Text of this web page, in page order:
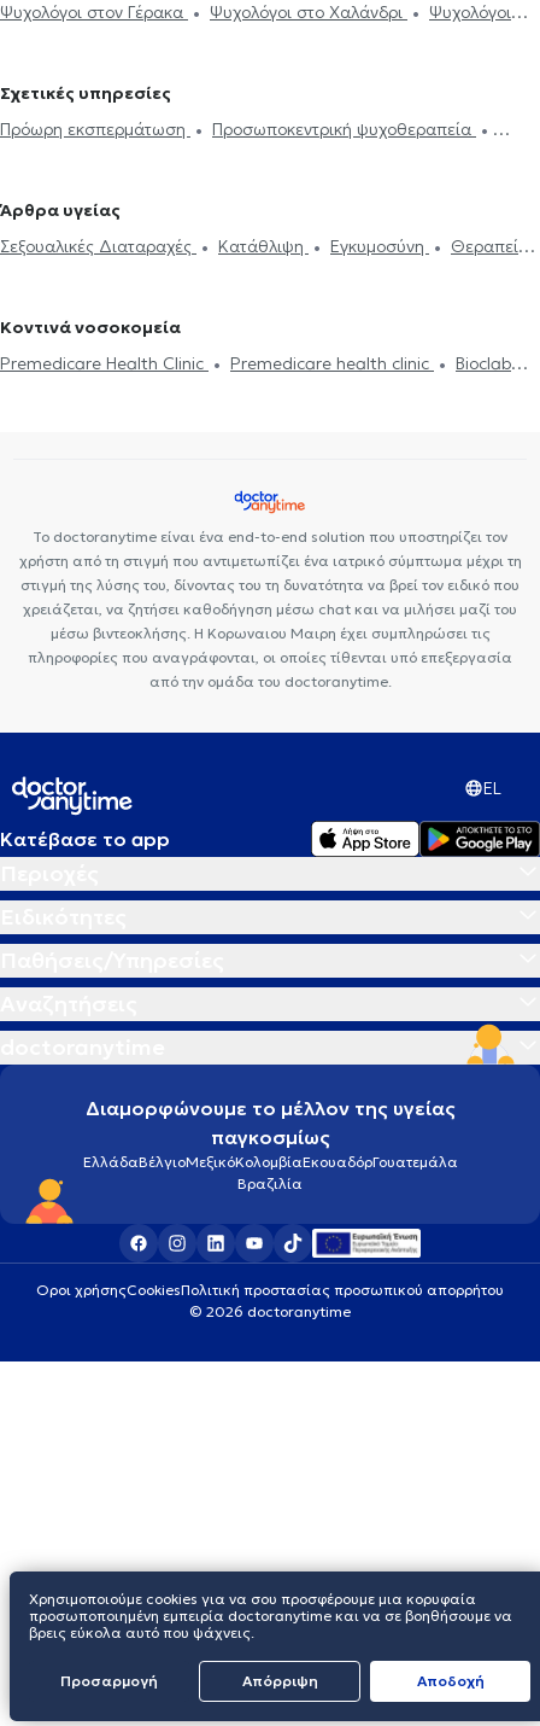
Ψυχολόγοι στον Γέρακα
Ψυχολόγοι στο Χαλάνδρι
Ψυχολόγοι
Ψυχολόγοι στην Παλλήνη
στη Νέα Πεντέλη
Ψυχολόγοι στην Πεύκη
Ψυχολόγοι στη
Ψυχολόγοι στου Παπάγου
Ηράκλειο Κρήτης
Ψυχολόγοι στη Λυκόβρυση
Σχετικές υπηρεσίες
Πρόωρη εκσπερμάτωση
Προσωποκεντρική ψυχοθεραπεία
και παιδιών
Ομαδική ψυχοθεραπεία
ενδυνάμωση
Συμβουλευτική φροντιστών ατόμων με άνοια
Life
Ψυχογενής Βουλιμία - Ψυχογενής Ανορεξία
Κρίση πανικού
Άρθρα υγείας
Σεξουαλικές Διαταραχές
Κατάθλιψη Εγκυμοσύνη
Θεραπεία
διαδίκτυο
ΔΕΠΥ Κρίση πανικού
Εθισμός
Τεστ επαγγελματικού προσανατολισμού
Κοντινά νοσοκομεία
Premedicare Health Clinic
Premedicare health clinic
Bioclab
Το doctoranytime είναι ένα end-to-end solution που υποστηρίζει τον
χρήστη από τη στιγμή που αντιμετωπίζει ένα ιατρικό σύμπτωμα μέχρι τη
στιγμή της λύσης του, δίνοντας του τη δυνατότητα να βρεί τον ειδικό που
χρειάζεται, να ζητήσει καθοδήγηση μέσω chat και να μιλήσει μαζί του
μέσω βιντεοκλήσης. Η Κορωναιου Μαιρη έχει συμπληρώσει τις
πληροφορίες που αναγράφονται, οι οποίες τίθενται υπό επεξεργασία
από την ομάδα του doctoranytime.
EL
Κατέβασε το app
Διαμορφώνουμε το μέλλον της υγείας
παγκοσμίως
ΕλλάδαΒέλγιοΜεξικόΚολομβίαΕκουαδόρΓουατεμάλα
Βραζιλία
Οροι χρήσηςCookiesΠολιτική προστασίας προσωπικού απορρήτου
© 2026 doctoranytime
Χρησιμοποιούμε cookies για να σου προσφέρουμε μια κορυφαία
προσωποποιημένη εμπειρία doctoranytime και να σε βοηθήσουμε να
βρεις εύκολα αυτό που ψάχνεις.
Προσαρμογή Απόρριψη Aποδοχή